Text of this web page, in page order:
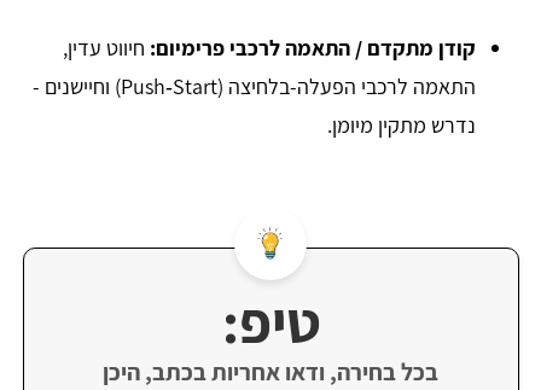
קודן מתקדם / התאמה לרכבי פרימיום: חיווט עדין,
התאמה לרכבי הפעלה-בלחיצה (Push‑Start) וחיישנים -
נדרש מתקין מיומן.
טיפ:
בכל בחירה, ודאו אחריות בכתב, היכן